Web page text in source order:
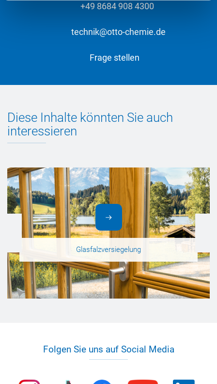
+49 8684 908 4300
technik@otto-chemie.de
Frage stellen
Diese Inhalte könnten Sie auch
interessieren
Glasfalzversiegelung
Folgen Sie uns auf Social Media